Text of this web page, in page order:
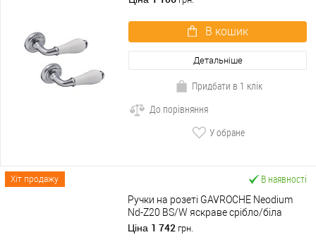
В кошик
Детальніше
Придбати в 1 клік
До порівняння
У обране
Хіт продажу В наявності
Ручки на розеті GAVROCHE Neodium
Nd-Z20 BS/W яскраве срібло/біла
емаль
Ціна 1 742 грн.